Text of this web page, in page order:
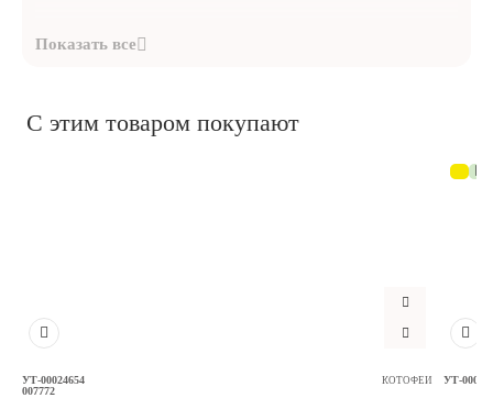
С этим товаром покупают
УТ-00024654
007772
КОТОФЕЙ УТ-